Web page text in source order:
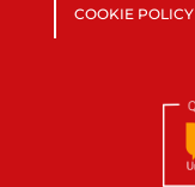
COOKIE POLICY